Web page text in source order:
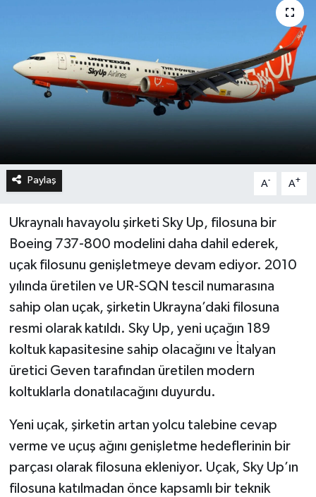
Paylaş A- A+
Ukraynalı havayolu şirketi Sky Up, filosuna bir
Boeing 737-800 modelini daha dahil ederek,
uçak filosunu genişletmeye devam ediyor. 2010
yılında üretilen ve UR-SQN tescil numarasına
sahip olan uçak, şirketin Ukrayna’daki filosuna
resmi olarak katıldı. Sky Up, yeni uçağın 189
koltuk kapasitesine sahip olacağını ve İtalyan
üretici Geven tarafından üretilen modern
koltuklarla donatılacağını duyurdu.
Yeni uçak, şirketin artan yolcu talebine cevap
verme ve uçuş ağını genişletme hedeflerinin bir
parçası olarak filosuna ekleniyor. Uçak, Sky Up’ın
filosuna katılmadan önce kapsamlı bir teknik